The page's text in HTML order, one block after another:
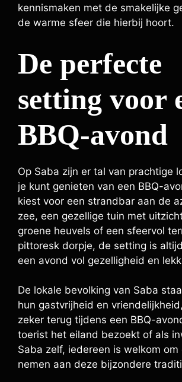
kennismaken met de smakelijke
de warme sfeer die hierbij hoort.
De perfecte
setting voor
BBQ-avond
Op Saba zijn er tal van prachtige
je kunt genieten van een BBQ-
kiest voor een strandbar aan de
zee, een gezellige tuin met
groene heuvels of een sfeervol
pittoresk dorpje, de setting is
een avond vol gezelligheid en
De lokale bevolking van Saba
hun gastvrijheid en
zeker terug tijdens een BBQ-
toerist het eiland bezoekt of als
Saba zelf, iedereen is welkom om
nemen aan deze bijzondere